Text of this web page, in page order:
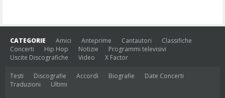
CATEGORIE Amici Anteprime Cantautori
Classifiche
Concerti
Hip Hop Notizie
Programmi televisivi
Uscite Discografiche
Video X Factor
Testi Discografie Accordi Biografie
Date Concerti
Traduzioni
Ultimi